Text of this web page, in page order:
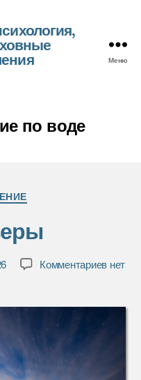
Меню
по воде
Комментариевк
веры
нет